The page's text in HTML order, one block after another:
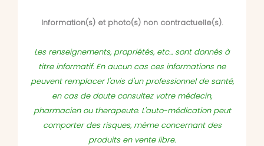
Information(s) et photo(s) non contractuelle(s).
Les renseignements, propriétés, etc... sont donnés à
titre informatif. En aucun cas ces informations ne
peuvent remplacer l'avis d'un professionnel de santé,
en cas de doute consultez votre médecin,
pharmacien ou therapeute. L'auto-médication peut
comporter des risques, même concernant des
produits en vente libre.